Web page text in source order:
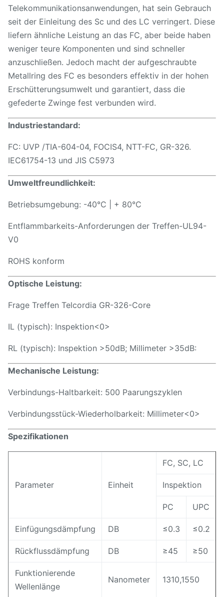
Telekommunikationsanwendungen, hat sein Gebrauch
seit der Einleitung des Sc und des LC verringert. Diese
liefern ähnliche Leistung an das FC, aber beide haben
weniger teure Komponenten und sind schneller
anzuschließen. Jedoch macht der aufgeschraubte
Metallring des FC es besonders effektiv in der hohen
Erschütterungsumwelt und garantiert, dass die
gefederte Zwinge fest verbunden wird.
Industriestandard:
FC: UVP /TIA-604-04, FOCIS4, NTT-FC, GR-326.
IEC61754-13 und JIS C5973
Umweltfreundlichkeit:
Betriebsumgebung: -40°C | + 80°C
Entflammbarkeits-Anforderungen der Treffen-UL94-
V0
ROHS konform
Optische Leistung:
Frage Treffen Telcordia GR-326-Core
IL (typisch): Inspektion<0>
RL (typisch): Inspektion >50dB; Millimeter >35dB:
Mechanische Leistung:
Verbindungs-Haltbarkeit: 500 Paarungszyklen
Verbindungsstück-Wiederholbarkeit: Millimeter<0>
Spezifikationen
Parameter Einheit
FC, SC, LC
Inspektion
PC UPC
Einfügungsdämpfung DB ≤0.3 ≤0.2
Rückflussdämpfung DB ≥45 ≥50
Funktionierende
Wellenlänge
Nanometer 1310,1550